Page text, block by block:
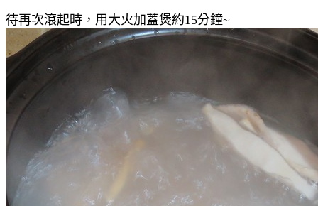
待再次滾起時，用大火加蓋煲約15分鐘~